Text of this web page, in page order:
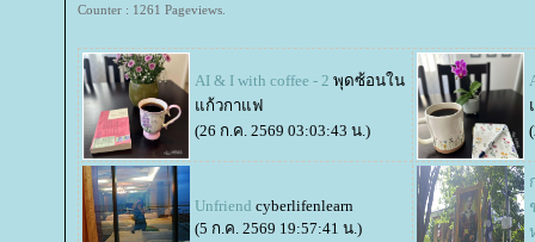
Counter : 1261 Pageviews.
AI & I with coffee - 2 พุดซ้อนใน
ก้วกาแฟ
(26 ก.ค. 2569 03:03:43 น.)
Unfriend cyberlifenlearn
(5 ก.ค. 2569 19:57:41 น.)